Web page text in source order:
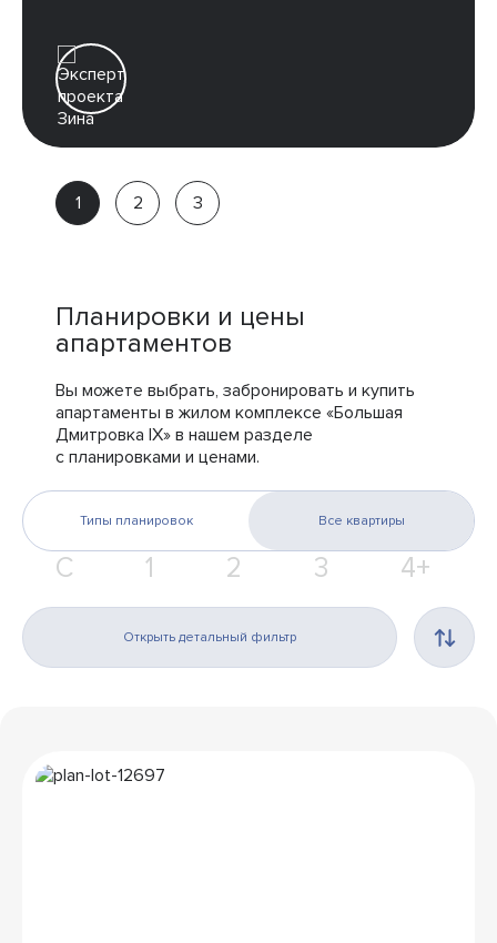
Партнёр
компании
Планировки и цены
апартаментов
Вы можете выбрать, забронировать и купить
апартаменты в жилом комплексе «Большая
Дмитровка IX» в нашем разделе
с планировками и ценами.
Типы планировок Все квартиры
С 1 2 3 4+
Открыть детальный фильтр